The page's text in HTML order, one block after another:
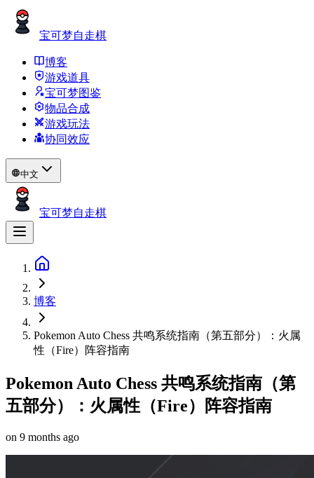
宝可梦自走棋
博客
游戏道具
宝可梦图鉴
物品合成
游戏玩法
协同效应
中文
宝可梦自走棋
博客
Pokemon Auto Chess 共鸣系统指南（第五部分）：火属
性（Fire）阵容指南
Pokemon Auto Chess 共鸣系统指南（第
五部分）：火属性（Fire）阵容指南
on 9 months ago